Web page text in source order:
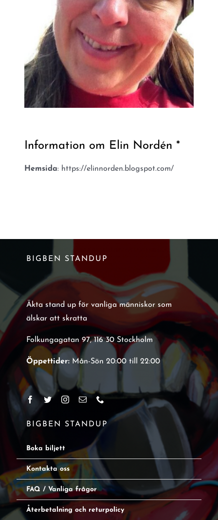
Information om Elin Nordén *
Hemsida: https://elinnorden.blogspot.com/
BIGBEN STANDUP
Äkta stand up för vanliga människor som
älskar att skratta
Folkungagatan 97, 116 30 Stockholm
Öppettider:Mån-Sön 20:00 till 22:00
BIGBEN STANDUP
Boka biljett
Kontakta oss
FAQ / Vanliga frågor
Återbetalning och returpolicy